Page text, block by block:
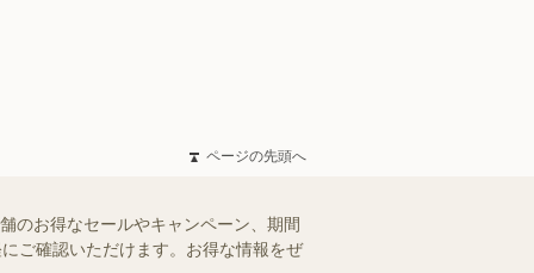
ページの先頭へ
のお得なセールやキャンペーン、期間
ご確認いただけます。お得な情報をぜ